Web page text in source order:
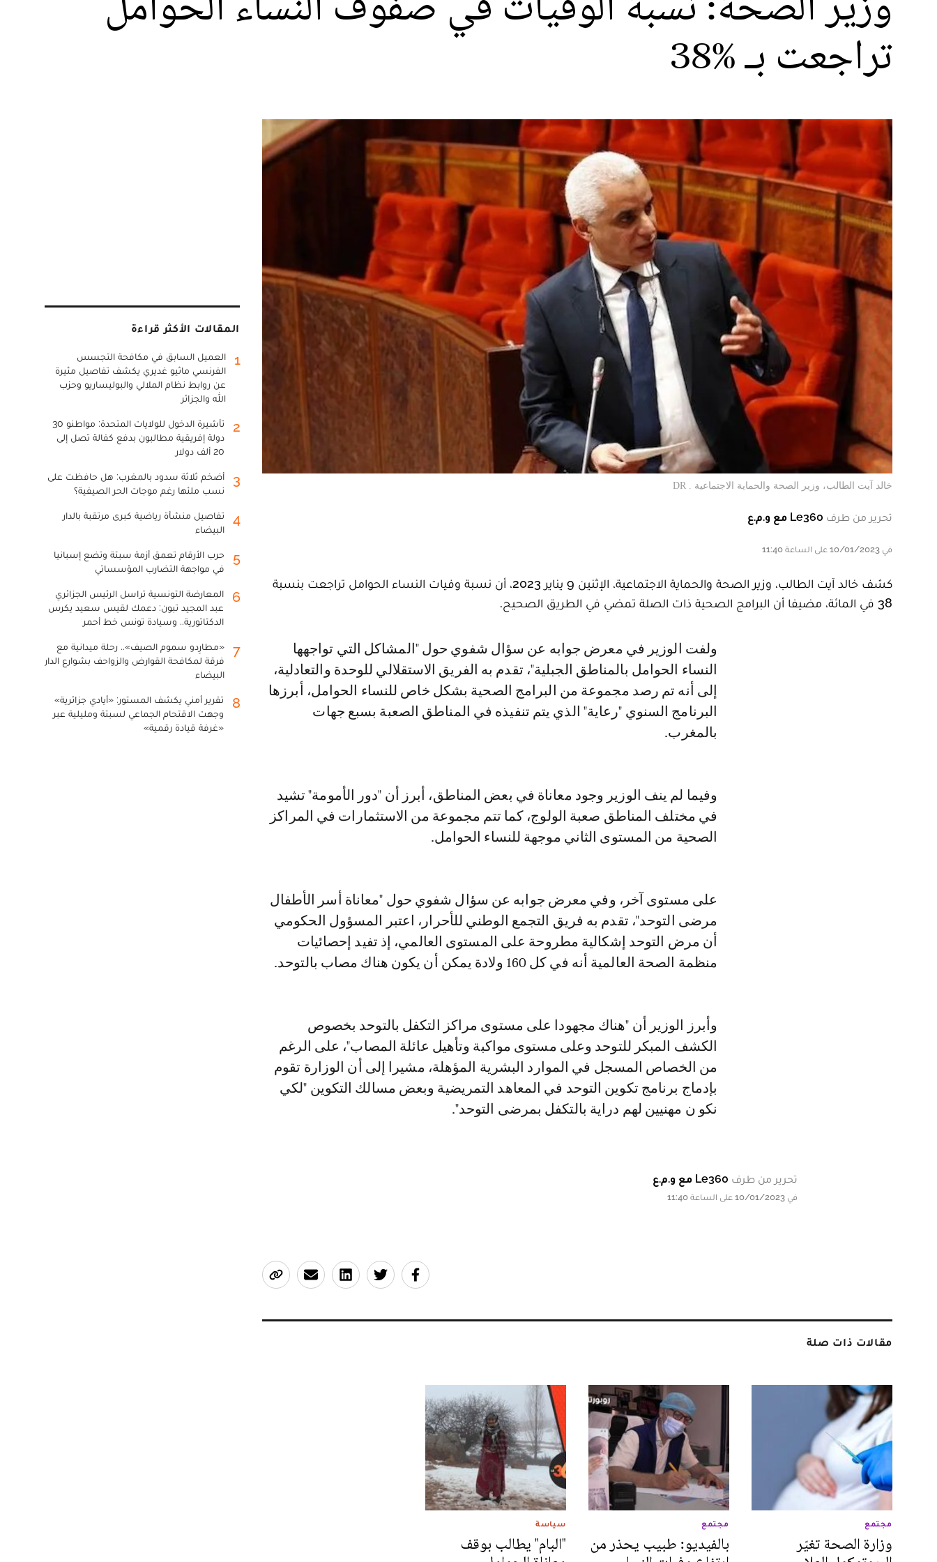
تراجعت بـ %38
خالد آيت الطالب، وزير الصحة والحماية الاجتماعية . DR
تحرير من طرف Le360 مع و.م.ع
في 10/01/2023 على الساعة 11:40
كشف خالد آيت الطالب، وزير الصحة والحماية الاجتماعية، الإثنين 9 يناير 2023، أن نسبة وفيات النساء الحوامل تراجعت بنسبة
38 في المائة، مضيفا أن البرامج الصحية ذات الصلة تمضي في الطريق الصحيح.
ولفت الوزير في معرض جوابه عن سؤال شفوي حول "المشاكل التي تواجهها
النساء الحوامل بالمناطق الجبلية"، تقدم به الفريق الاستقلالي للوحدة والتعادلية،
إلى أنه تم رصد مجموعة من البرامج الصحية بشكل خاص للنساء الحوامل، أبرزها
البرنامج السنوي "رعاية" الذي يتم تنفيذه في المناطق الصعبة بسبع جهات
بالمغرب.
وفيما لم ينف الوزير وجود معاناة في بعض المناطق، أبرز أن "دور الأمومة" تشيد
في مختلف المناطق صعبة الولوج، كما تتم مجموعة من الاستثمارات في المراكز
الصحية من المستوى الثاني موجهة للنساء الحوامل.
على مستوى آخر، وفي معرض جوابه عن سؤال شفوي حول "معاناة أسر الأطفال
مرضى التوحد"، تقدم به فريق التجمع الوطني للأحرار، اعتبر المسؤول الحكومي
أن مرض التوحد إشكالية مطروحة على المستوى العالمي، إذ تفيد إحصائيات
منظمة الصحة العالمية أنه في كل 160 ولادة يمكن أن يكون هناك مصاب بالتوحد.
وأبرز الوزير أن "هناك مجهودا على مستوى مراكز التكفل بالتوحد بخصوص
الكشف المبكر للتوحد وعلى مستوى مواكبة وتأهيل عائلة المصاب"، على الرغم
من الخصاص المسجل في الموارد البشرية المؤهلة، مشيرا إلى أن الوزارة تقوم
بإدماج برنامج تكوين التوحد في المعاهد التمريضية وبعض مسالك التكوين "لكي
نكو ن مهنيين لهم دراية بالتكفل بمرضى التوحد".
تحرير من طرف Le360 مع و.م.ع
في 10/01/2023 على الساعة 11:40
مقالات ذات صلة
مجتمع
وزارة الصحة تغيّر
مجتمع
بالفيديو: طبيب يحذر من
سياسة
"البام" يطالب بوقف
المقالات الأكثر قراءة
1
العميل السابق في مكافحة التجسس
الفرنسي ماثيو غديري يكشف تفاصيل مثيرة
عن روابط نظام الملالي والبوليساريو وحزب
الله والجزائر
2
تأشيرة الدخول للولايات المتحدة: مواطنو 30
دولة إفريقية مطالبون بدفع كفالة تصل إلى
20 ألف دولار
3
أضخم ثلاثة سدود بالمغرب: هل حافظت على
نسب ملئها رغم موجات الحر الصيفية؟
4
تفاصيل منشأة رياضية كبرى مرتقبة بالدار
البيضاء
5
حرب الأرقام تعمق أزمة سبتة وتضع إسبانيا
في مواجهة التضارب المؤسساتي
6
المعارضة التونسية تراسل الرئيس الجزائري
عبد المجيد تبون: دعمك لقيس سعيد يكرس
الدكتاتورية.. وسيادة تونس خط أحمر
7
«مطارِدو سموم الصيف».. رحلة ميدانية مع
فرقة لمكافحة القوارض والزواحف بشوارع الدار
البيضاء
8
تقرير أمني يكشف المستور: «أيادي جزائرية»
وجهت الاقتحام الجماعي لسبتة ومليلية عبر
«غرفة قيادة رقمية»